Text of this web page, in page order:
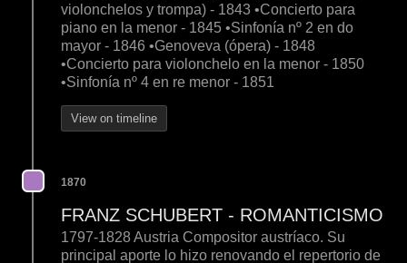
violonchelos y trompa) - 1843 •Concierto para
piano en la menor - 1845 •Sinfonía nº 2 en do
mayor - 1846 •Genoveva (ópera) - 1848
•Concierto para violonchelo en la menor - 1850
•Sinfonía nº 4 en re menor - 1851
View on timeline
1870
FRANZ SCHUBERT - ROMANTICISMO
1797-1828 Austria Compositor austríaco. Su
principal aporte lo hizo renovando el repertorio de